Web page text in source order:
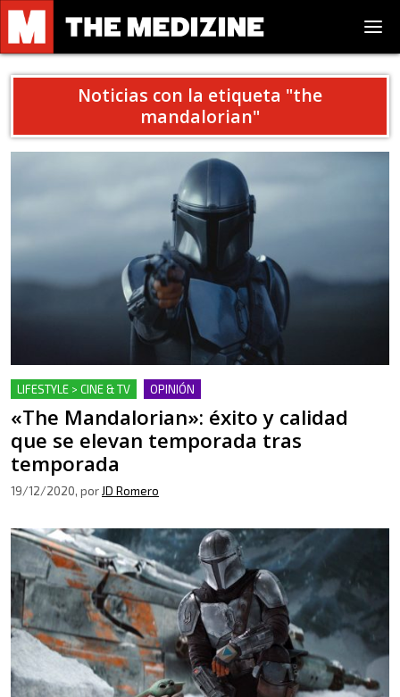
Noticias con la etiqueta "the
mandalorian"
LIFESTYLE > CINE & TV OPINIÓN
«The Mandalorian»: éxito y calidad
que se elevan temporada tras
temporada
19/12/2020, por JD Romero